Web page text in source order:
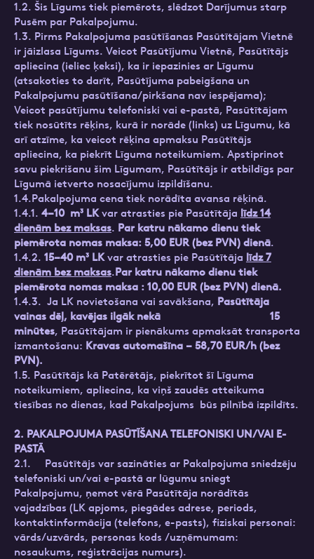
1.2. Šis Līgums tiek piemērots, slēdzot Darījumus starp
Pusēm par Pakalpojumu.
1.3. Pirms Pakalpojuma pasūtīšanas Pasūtītājam Vietnē
ir jāizlasa Līgums. Veicot Pasūtījumu Vietnē, Pasūtītājs
apliecina (ieliec ķeksi), ka ir iepazinies ar Līgumu
(atsakoties to darīt, Pasūtījuma pabeigšana un
Pakalpojumu pasūtīšana/pirkšana nav iespējama);
Veicot pasūtījumu telefoniski vai e-pastā, Pasūtītājam
tiek nosūtīts rēķins, kurā ir norāde (links) uz Līgumu, kā
arī atzīme, ka veicot rēķina apmaksu Pasūtītājs
apliecina, ka piekrīt Līguma noteikumiem. Apstiprinot
savu piekrišanu šim Līgumam, Pasūtītājs ir atbildīgs par
Līgumā ietverto nosacījumu izpildīšanu.
1.4.Pakalpojuma cena tiek norādīta avansa rēķinā.
1.4.1. 4–10 m³ LKvar atrasties pie Pasūtītāja līdz 14
dienām bez maksas. Par katru nākamo dienu tiek
piemērota nomas maksa: 5,00 EUR (bez PVN) dienā.
1.4.2. 15–40 m³ LKvar atrasties pie Pasūtītāja līdz 7
dienām bez maksas.Par katru nākamo dienu tiek
piemērota nomas maksa : 10,00 EUR (bez PVN) dienā.
1.4.3. Ja LK novietošana vai savākšana, Pasūtītāja
vainas dēļ, kavējas ilgāk nekā 15
minūtes, Pasūtītājam ir pienākums apmaksāt transporta
izmantošanu: Kravas automašīna – 58,70 EUR/h (bez
PVN).
1.5. Pasūtītājs kā Patērētājs, piekrītot šī Līguma
noteikumiem, apliecina, ka viņš zaudēs atteikuma
tiesības no dienas, kad Pakalpojums būs pilnībā izpildīts.
2. PAKALPOJUMA PASŪTĪŠANA TELEFONISKI UN/VAI E-
PASTĀ
2.1. Pasūtītājs var sazināties ar Pakalpojuma sniedzēju
telefoniski un/vai e-pastā ar lūgumu sniegt
Pakalpojumu, ņemot vērā Pasūtītāja norādītās
vajadzības (LK apjoms, piegādes adrese, periods,
kontaktinformācija (telefons, e-pasts), fiziskai personai:
vārds/uzvārds, personas kods /uzņēmumam:
nosaukums, reģistrācijas numurs).